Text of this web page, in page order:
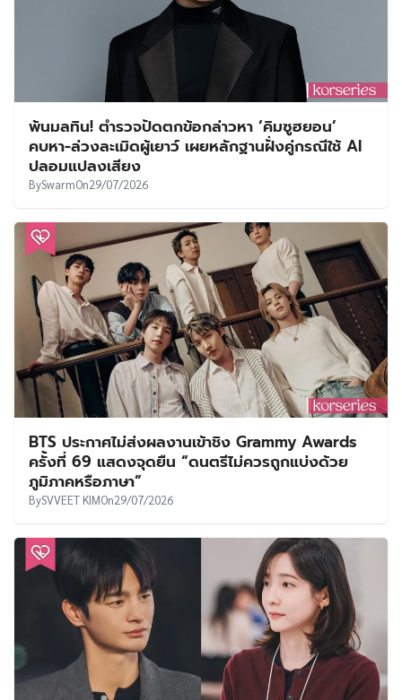
พ้นมลทิน! ตำรวจปัดตกข้อกล่าวหา ‘คิมซูฮยอน’
คบหา-ล่วงละเมิดผู้เยาว์ เผยหลักฐานฝั่งคู่กรณีใช้ AI
ปลอมแปลงเสียง
BySwarmOn29/07/2026
BTS ประกาศไม่ส่งผลงานเข้าชิง Grammy Awards
ครั้งที่ 69 แสดงจุดยืน “ดนตรีไม่ควรถูกแบ่งด้วย
ภูมิภาคหรือภาษา”
BySVVEET KIMOn29/07/2026